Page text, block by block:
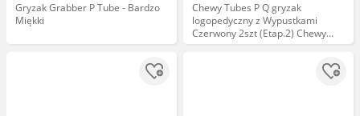
Gryzak Grabber P Tube - Bardzo
Miękki
Chewy Tubes P Q gryzak
logopedyczny z Wypustkami
Czerwony 2szt (Etap.2) Chewy
Babytrade; Collection Ps Qstrade;